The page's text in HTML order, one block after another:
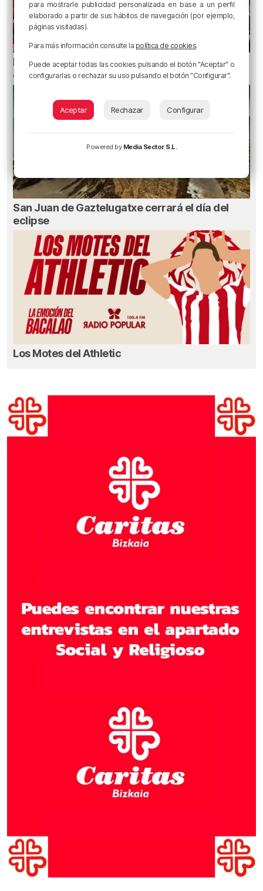
Metro Bilbao cierra la estación de San Mamés
durante una hora por un incendio
San Juan de Gaztelugatxe cerrará el día del
eclipse
Los Motes del Athletic
para mostrarle publicidad personalizada en base a un perfil
elaborado a partir de sus hábitos de navegación (por ejemplo,
páginas visitadas).
Para más información consulte la política de cookies.
Puede aceptar todas las cookies pulsando el botón "Aceptar" o
configurarlas o rechazar su uso pulsando el botón "Configurar".
Aceptar Rechazar Configurar
Powered by Media Sector S.L.